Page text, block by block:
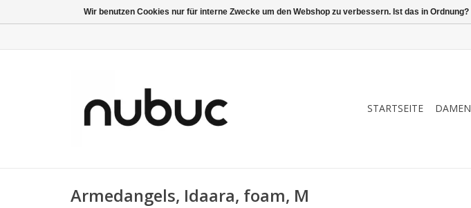
STARTSEITE DAMEN
Armedangels, Idaara, foam, M
Wir benutzen Cookies nur für interne Zwecke um den Webshop zu verbessern. Ist das in Ordnung?